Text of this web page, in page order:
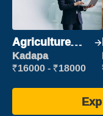
Agriculture
Labour
Kadapa
₹16000 - ₹18000